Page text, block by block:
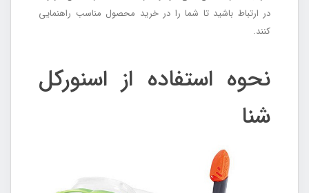
در ارتباط باشید تا شما را در خرید محصول مناسب راهنمایی
کنند.
نحوه استفاده از اسنورکل
شنا